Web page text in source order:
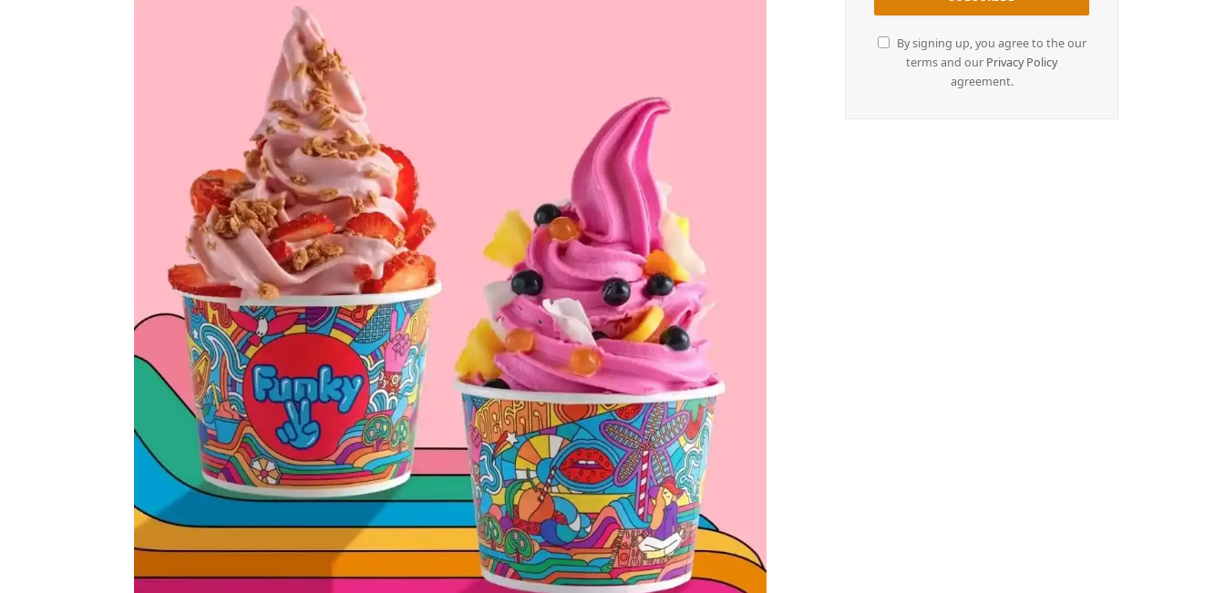
By signing up, you agree to the our
terms and our Privacy Policy
agreement.